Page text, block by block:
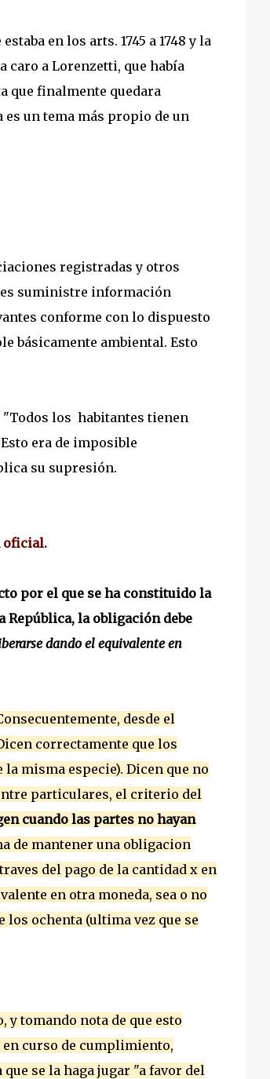
en los arts. 1745 a 1748 y la
caro a Lorenzetti, que había
que finalmente quedara
es un tema más propio de un
registradas y otros
suministre información
conforme con lo dispuesto
básicamente ambiental. Esto
"Todos los habitantes tienen
era de imposible
su supresión.
oficial.
por el que se ha constituido la
República, la obligación debe
dando el equivalente en
desde el
correctamente que los
misma especie). Dicen que no
particulares, el criterio del
cuando las partes no hayan
de mantener una obligacion
del pago de la cantidad x en
en otra moneda, sea o no
los ochenta (ultima vez que se
y tomando nota de que esto
curso de cumplimiento,
se la haga jugar "a favor del